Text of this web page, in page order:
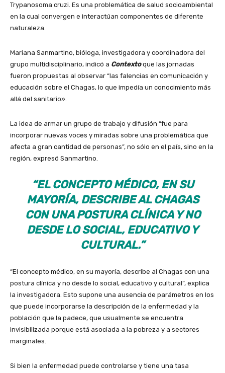
Trypanosoma cruzi. Es una problemática de salud socioambiental
en la cual convergen e interactúan componentes de diferente
naturaleza.
Mariana Sanmartino, bióloga, investigadora y coordinadora del
grupo multidisciplinario, indicó a Contextoque las jornadas
fueron propuestas al observar “las falencias en comunicación y
educación sobre el Chagas, lo que impedía un conocimiento más
allá del sanitario».
La idea de armar un grupo de trabajo y difusión “fue para
incorporar nuevas voces y miradas sobre una problemática que
afecta a gran cantidad de personas”, no sólo en el país, sino en la
región, expresó Sanmartino.
“EL CONCEPTO MÉDICO, EN SU
MAYORÍA, DESCRIBE AL CHAGAS
CON UNA POSTURA CLÍNICA Y NO
DESDE LO SOCIAL, EDUCATIVO Y
CULTURAL.”
“El concepto médico, en su mayoría, describe al Chagas con una
postura clínica y no desde lo social, educativo y cultural”, explica
la investigadora. Esto supone una ausencia de parámetros en los
que puede incorporarse la descripción de la enfermedad y la
población que la padece, que usualmente se encuentra
invisibilizada porque está asociada a la pobreza y a sectores
marginales.
Si bien la enfermedad puede controlarse y tiene una tasa